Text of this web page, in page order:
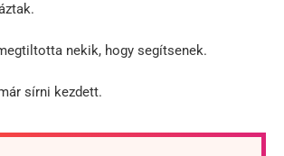
nekik, hogy segítsenek.
sírni kezdett.